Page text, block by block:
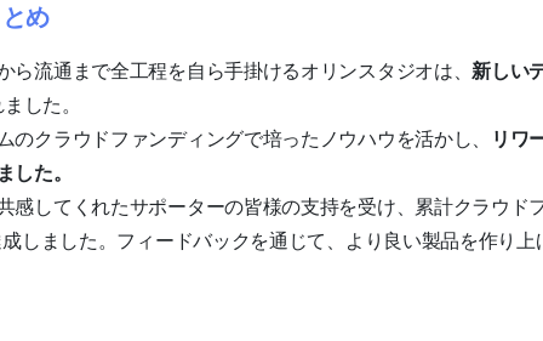
め
ら流通まで全工程を自ら手掛けるオリンスタジオは、 新しい
した。
のクラウドファンディングで培ったノウハウを活かし、
リワ
した。
感してくれたサポーターの皆様の支持を受け、累計クラウド
しました。フィードバックを通じて、より良い製品を作り